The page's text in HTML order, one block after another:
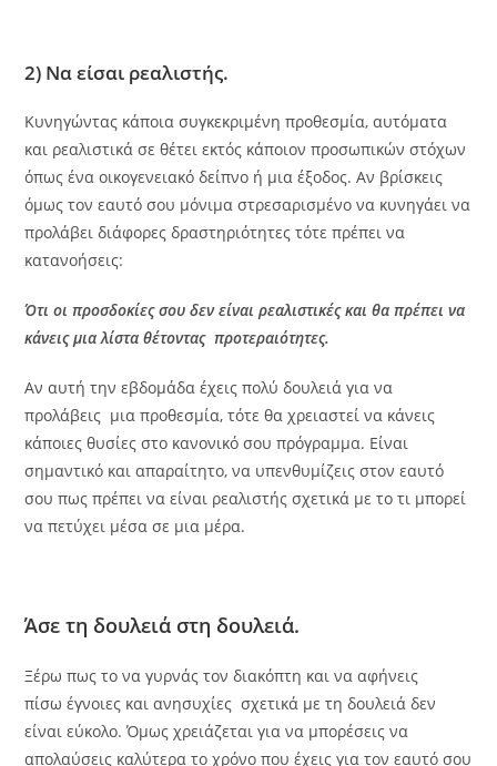
2) Να είσαι ρεαλιστής.
Κυνηγώντας κάποια συγκεκριμένη προθεσμία, αυτόματα
και ρεαλιστικά σε θέτει εκτός κάποιον προσωπικών στόχων
όπως ένα οικογενειακό δείπνο ή μια έξοδος. Αν βρίσκεις
όμως τον εαυτό σου μόνιμα στρεσαρισμένο να κυνηγάει να
προλάβει διάφορες δραστηριότητες τότε πρέπει να
κατανοήσεις:
Ότι οι προσδοκίες σου δεν είναι ρεαλιστικές και θα πρέπει να
κάνεις μια λίστα θέτοντας προτεραιότητες.
Αν αυτή την εβδομάδα έχεις πολύ δουλειά για να
προλάβεις μια προθεσμία, τότε θα χρειαστεί να κάνεις
κάποιες θυσίες στο κανονικό σου πρόγραμμα. Είναι
σημαντικό και απαραίτητο, να υπενθυμίζεις στον εαυτό
σου πως πρέπει να είναι ρεαλιστής σχετικά με το τι μπορεί
να πετύχει μέσα σε μια μέρα.
Άσε τη δουλειά στη δουλειά.
Ξέρω πως το να γυρνάς τον διακόπτη και να αφήνεις
πίσω έγνοιες και ανησυχίες σχετικά με τη δουλειά δεν
είναι εύκολο. Όμως χρειάζεται για να μπορέσεις να
απολαύσεις καλύτερα το χρόνο που έχεις για τον εαυτό σου